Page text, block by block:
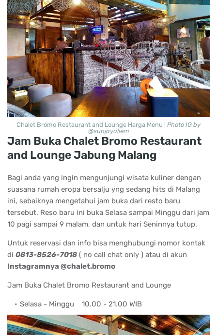
Chalet Bromo Restaurant and Lounge Harga Menu | Photo IG by
@sunjayaliem
Jam Buka Chalet Bromo Restaurant
and Lounge Jabung Malang
Bagi anda yang ingin mengunjungi wisata kuliner dengan
suasana rumah eropa bersalju yng sedang hits di Malang
ini, sebaiknya mengetahui jam buka dari resto baru
tersebut. Reso baru ini buka Selasa sampai Minggu dari jam
10 pagi sampai 9 malam, dan untuk hari Seninnya tutup.
Untuk reservasi dan info bisa menghubungi nomor kontak
di 0813-8526-7018 ( no call chat only ) atau di akun
Instagramnya @chalet.bromo
Jam Buka Chalet Bromo Restaurant and Lounge
Selasa - Minggu 10.00 - 21.00 WIB